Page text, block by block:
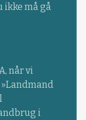
må gå
når vi
i